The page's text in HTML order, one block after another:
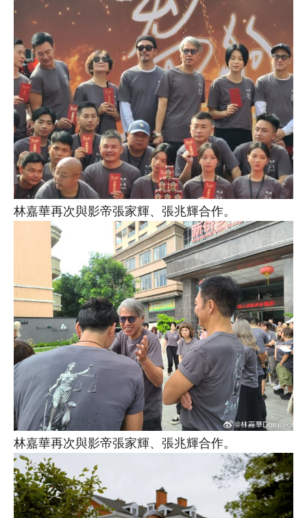
林嘉華再次與影帝張家輝、張兆輝合作。
林嘉華再次與影帝張家輝、張兆輝合作。